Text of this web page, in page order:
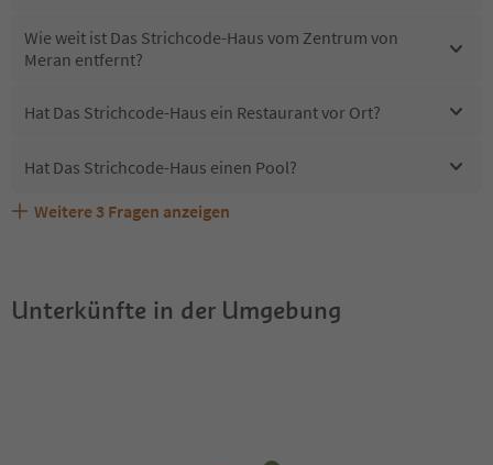
Wie weit ist Das Strichcode-Haus vom Zentrum von
Meran entfernt?
Hat Das Strichcode-Haus ein Restaurant vor Ort?
Hat Das Strichcode-Haus einen Pool?
Sind Haustiere in der Unterkunft Das Strichcode-Haus
Welche Services bietet Das Strichcode-Haus?
Erhalten die Gäste von Das Strichcode-Haus einen
Weitere 3 Fragen anzeigen
Unterkünfte in der Umgebung